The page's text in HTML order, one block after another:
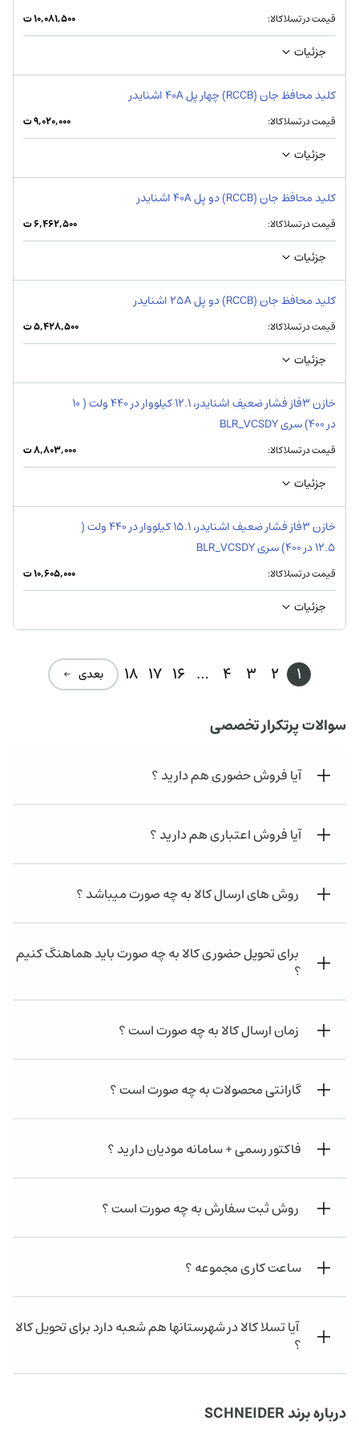
قیمت در تسلاکالا: ۱۰,۰۸۱,۵۰۰ت
جزئیات
کلید محافظ جان (RCCB) چهار پل 40A اشنایدر
قیمت در تسلاکالا: ۹,۰۲۰,۰۰۰ت
جزئیات
کلید محافظ جان (RCCB) دو پل 40A اشنایدر
قیمت در تسلاکالا: ۶,۴۶۲,۵۰۰ت
جزئیات
کلید محافظ جان (RCCB) دو پل 25A اشنایدر
قیمت در تسلاکالا: ۵,۴۲۸,۵۰۰ت
جزئیات
خازن 3فاز فشار ضعیف اشنایدر، 12.1 کیلووار در 440 ولت ( 10
در 400) سری BLR_VCSDY
قیمت در تسلاکالا: ۸,۸۰۳,۰۰۰ت
جزئیات
خازن 3فاز فشار ضعیف اشنایدر، 15.1 کیلووار در 440 ولت (
12.5 در 400) سری BLR_VCSDY
قیمت در تسلاکالا: ۱۰,۶۰۵,۰۰۰ت
جزئیات
1
2
3
4
…
16
17
18 بعدی ←
سوالات پرتکرار تخصصی
آیا فروش حضوری هم دارید ؟
آیا فروش اعتباری هم دارید ؟
روش های ارسال کالا به چه صورت میباشد ؟
برای تحویل حضوری کالا به چه صورت باید هماهنگ کنیم
؟
زمان ارسال کالا به چه صورت است ؟
گارانتی محصولات به چه صورت است ؟
فاکتور رسمی + سامانه مودیان دارید ؟
روش ثبت سفارش به چه صورت است ؟
ساعت کاری مجموعه ؟
آیا تسلا کالا در شهرستانها هم شعبه دارد برای تحویل کالا
؟
درباره برند SCHNEIDER